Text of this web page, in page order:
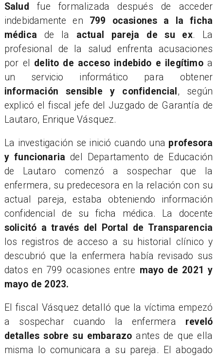
Salud
fue formalizada después de acceder
indebidamente en 799 ocasiones a la ficha
médica de la actual pareja de su ex. La
profesional de la salud enfrenta acusaciones
por el delito de acceso indebido e ilegítimoa
un servicio informático para obtener
información sensible y confidencial , según
explicó el fiscal jefe del Juzgado de Garantía de
Lautaro, Enrique Vásquez.
​La investigación se inició cuando una profesora
y funcionaria del Departamento de Educación
de Lautaro comenzó a sospechar que la
enfermera, su predecesora en la relación con su
actual pareja, estaba obteniendo información
confidencial de su ficha médica. La docente
solicitó a través del Portal de Transparencia
los registros de acceso a su historial clínico y
descubrió que la enfermera había revisado sus
datos en 799 ocasiones entre mayo de 2021 y
mayo de 2023.
​El fiscal Vásquez detalló que la víctima empezó
a sospechar cuando la enfermera reveló
detalles sobre su embarazoantes de que ella
misma lo comunicara a su pareja. El abogado